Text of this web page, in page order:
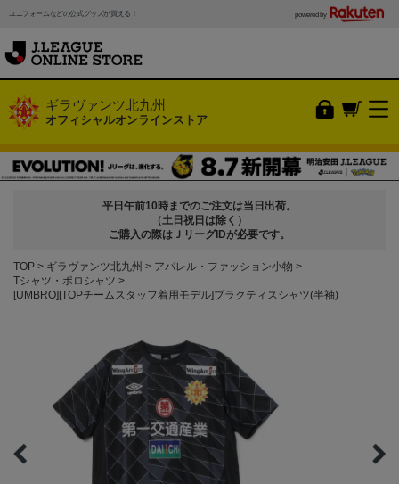
ユニフォームなどの公式グッズが買える！ powered by
ギラヴァンツ北九州
オフィシャルオンラインストア
平日午前10時までのご注文は当日出荷。
（土日祝日は除く）
ご購入の際はＪリーグIDが必要です。
TOP ギラヴァンツ北九州
アパレル・ファッション小物
Tシャツ・ポロシャツ
[UMBRO][TOPチームスタッフ着用モデル]プラクティスシャツ(半袖)